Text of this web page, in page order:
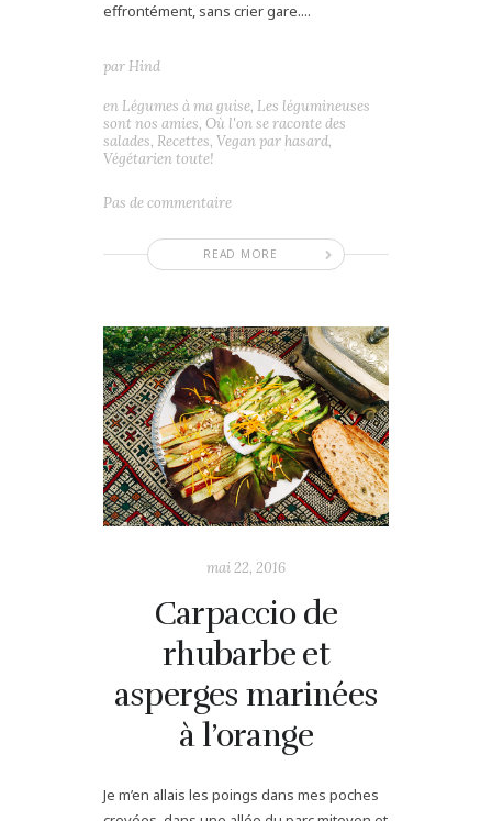
effrontément, sans crier gare....
READ MORE
par Hind
en Légumes à ma guise, Les légumineuses
sont nos amies, Où l'on se raconte des
salades, Recettes, Vegan par hasard,
Végétarien toute!
Pas de commentaire
mai 22, 2016
Carpaccio de
rhubarbe et
asperges marinées
à l’orange
Je m’en allais les poings dans mes poches